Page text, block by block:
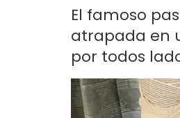
El famoso
atrapada en
por todos